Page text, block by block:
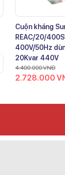
Cuộn kháng
REAC/20/
400V/50Hz
20Kvar 440V
4.400.000VNĐ
2.728.000